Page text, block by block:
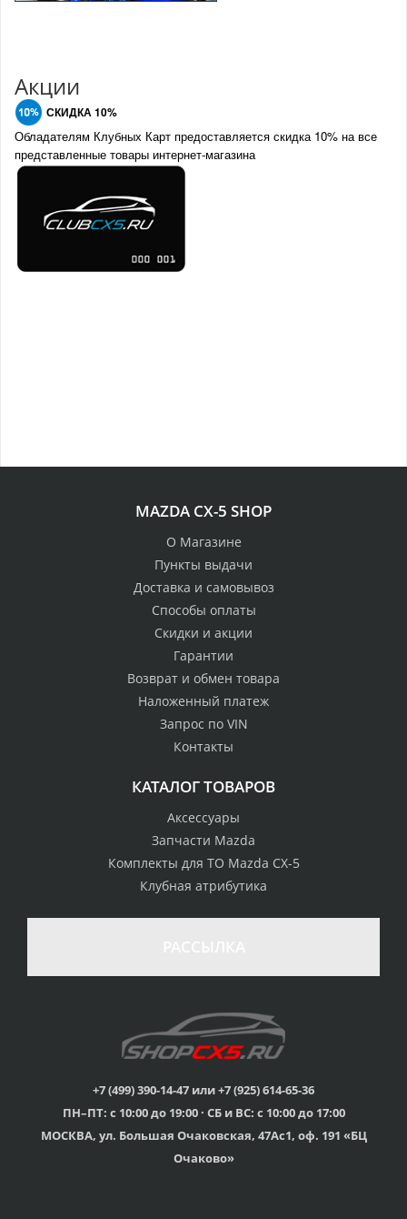
стоимости
товаром
Гарантия качества
Вы можете выбрать
наиболее удобный
для Вас
Профессиональная
консультация
мы знаем о Mazda CX-
Скидки
членам клуба и
обладателям клубных
Оперативная доставка
Акции
СКИДКА 10%
Обладателям Клубных Карт предоставляется скидка 10% на все
представленные товары интернет-магазина
MAZDA CX-5 SHOP
О Магазине
Пункты выдачи
Доставка и самовывоз
Способы оплаты
Скидки и акции
Гарантии
Возврат и обмен товара
Наложенный платеж
Запрос по VIN
Контакты
КАТАЛОГ ТОВАРОВ
Аксессуары
Запчасти Mazda
Комплекты для ТО Mazda CX-5
Клубная атрибутика
+7 (499) 390-14-47 или +7 (925) 614-65-36
ПН–ПТ: с 10:00 до 19:00 · СБ и ВС: с 10:00 до 17:00
МОСКВА, ул. Большая Очаковская, 47Ас1, оф. 191 «БЦ
Очаково»